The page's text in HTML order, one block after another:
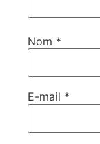
Nom *
E-mail *